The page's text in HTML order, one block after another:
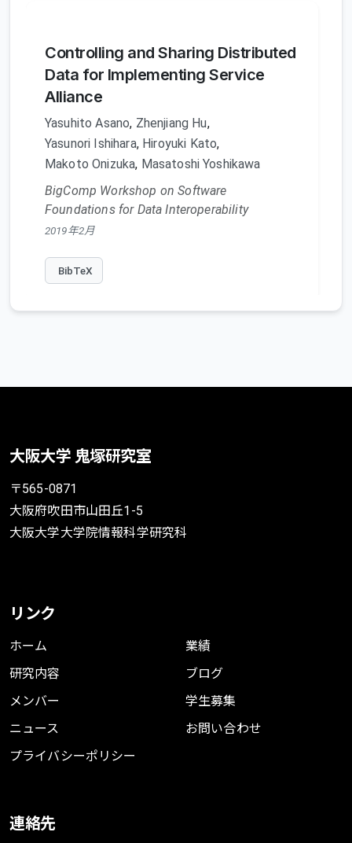
Controlling and Sharing Distributed
Data for Implementing Service
Alliance
Yasuhito Asano, Zhenjiang Hu,
Yasunori Ishihara, Hiroyuki Kato,
Makoto Onizuka, Masatoshi Yoshikawa
BigComp Workshop on Software
Foundations for Data Interoperability
2019年2月
BibTeX
Controlling and Sharing Distributed
Keisuke Nakano,Makoto Onizuka
BigComp Workshop on Software
Foundations for Data Interoperability
大阪大学 鬼塚研究室
〒565-0871
大阪府吹田市山田丘1-5
大阪大学大学院情報科学研究科
リンク
ホーム
研究内容
メンバー
ニュース
プライバシーポリシー
業績
ブログ
学生募集
お問い合わせ
連絡先